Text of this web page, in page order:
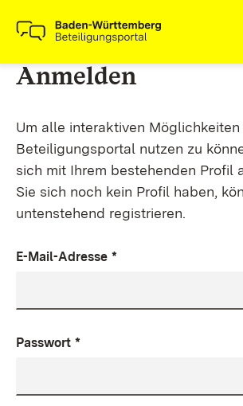
Anmelden
Um alle interaktiven
Beteiligungsportal nutzen zu
sich mit Ihrem bestehenden Profil
Sie sich noch kein Profil haben,
untenstehend registrieren.
E-Mail-Adresse *
Passwort *